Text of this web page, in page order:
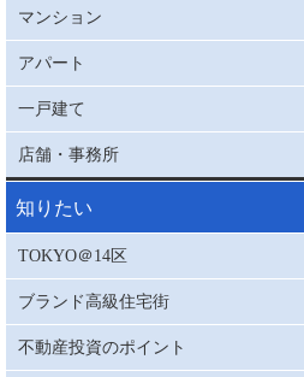
マンション
アパート
一戸建て
店舗・事務所
知りたい
TOKYO＠14区
ブランド高級住宅街
不動産投資のポイント